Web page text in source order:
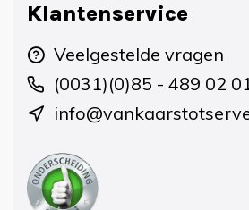
Klantenservice
Veelgestelde vragen
(0031)(0)85 - 489 02